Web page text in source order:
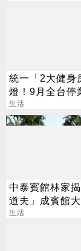
統一「2大健身
燈！9月全台停
費方案一次看
生活
中泰賓館林家
道夫」成賓館
還建東方文華
生活